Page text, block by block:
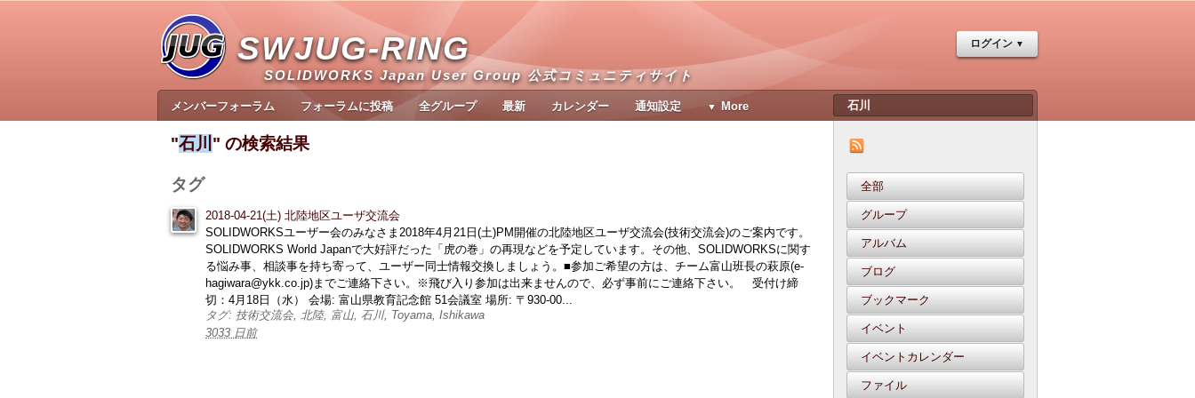
SWJUG-RING
SOLIDWORKS Japan User Group 公式コミュニティサイト
ログイン
メンバーフォーラム フォーラムに投稿 全グループ 最新 カレンダー 通知設定 More
全部
グループ
アルバム
ブログ
ブックマーク
イベント
イベントカレンダー
ファイル
"石川 " の検索結果
タグ
2018-04-21(土) 北陸地区ユーザ交流会
SOLIDWORKSユーザー会のみなさま2018年4月21日(土)PM開催の北陸地区ユーザ交流会(技術交流会)のご案内です。
SOLIDWORKS World Japanで大好評だった「虎の巻」の再現などを予定しています。その他、SOLIDWORKSに関す
る悩み事、相談事を持ち寄って、ユーザー同士情報交換しましょう。■参加ご希望の方は、チーム富山班長の萩原(e-
hagiwara@ykk.co.jp)までご連絡下さい。※飛び入り参加は出来ませんので、必ず事前にご連絡下さい。 受付け締
切：4月18日（水） 会場: 富山県教育記念館 51会議室 場所: 〒930-00...
タグ: 技術交流会, 北陸, 富山, 石川, Toyama, Ishikawa
3033 日前